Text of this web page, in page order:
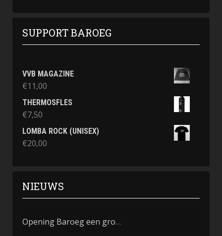
SUPPORT BAROEG
VVB MAGAZINE
€11,00
THERMOSFLES
€7,50
LOMBA ROCK (UNISEX)
€20,00
NIEUWS
Opening Baroeg een groot succes